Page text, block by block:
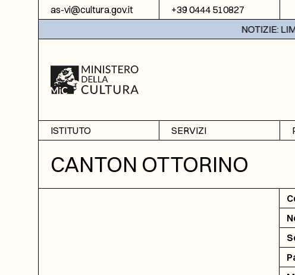
Vai al contenuto
as-vi@cultura.gov.it +39 0444 510827
NOTIZIE:
ISTITUTO
Informazioni
Sezione di Bassano del
SERVIZI
Ricerche
Fotoriproduzione
CANTON OTTORINO